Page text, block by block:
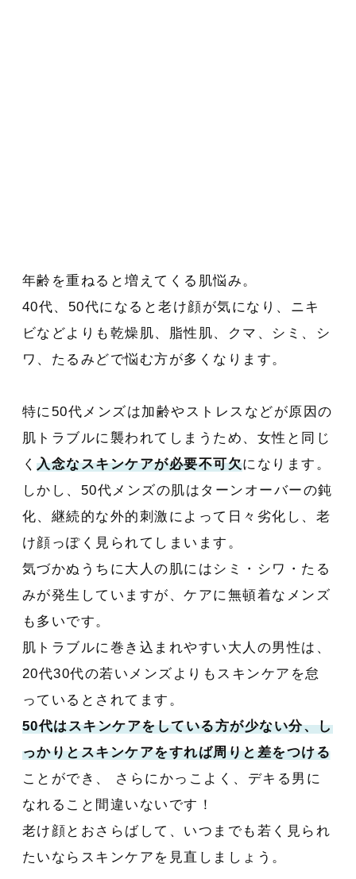
年齢を重ねると増えてくる肌悩み。
40代、50代になると老け顔が気になり、ニキ
ビなどよりも乾燥肌、脂性肌、クマ、シミ、シ
ワ、たるみどで悩む方が多くなります。
特に50代メンズは加齢やストレスなどが原因の
肌トラブルに襲われてしまうため、女性と同じ
く入念なスキンケアが必要不可欠になります。
しかし、50代メンズの肌はターンオーバーの鈍
化、継続的な外的刺激によって日々劣化し、老
け顔っぽく見られてしまいます。
気づかぬうちに大人の肌にはシミ・シワ・たる
みが発生していますが、ケアに無頓着なメンズ
も多いです。
肌トラブルに巻き込まれやすい大人の男性は、
20代30代の若いメンズよりもスキンケアを怠
っているとされてます。
50代はスキンケアをしている方が少ない分、し
っかりとスキンケアをすれば周りと差をつける
ことができ、 さらにかっこよく、デキる男に
なれること間違いないです！
老け顔とおさらばして、いつまでも若く見られ
たいならスキンケアを見直しましょう。